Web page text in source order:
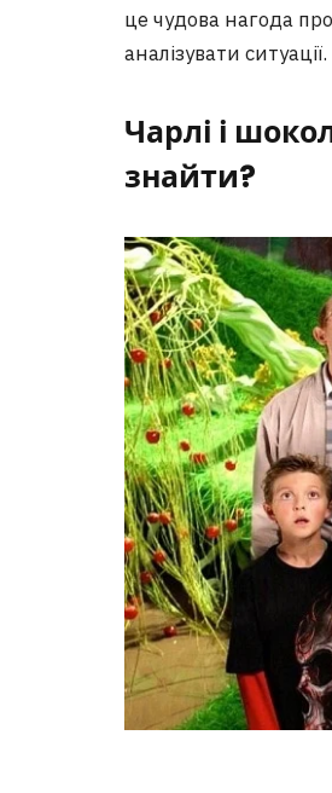
це чудова нагода
аналізувати ситуації.
Чарлі і
знайти?